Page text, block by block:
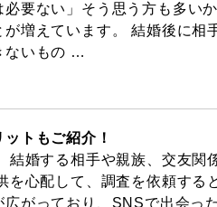
要ない」そう思う方も多い
増えています。 結婚後に相
ないもの …
トもご紹介！
結婚する相手や親族、交友関
を心配して、調査を依頼する
がっており、SNSで出会っ